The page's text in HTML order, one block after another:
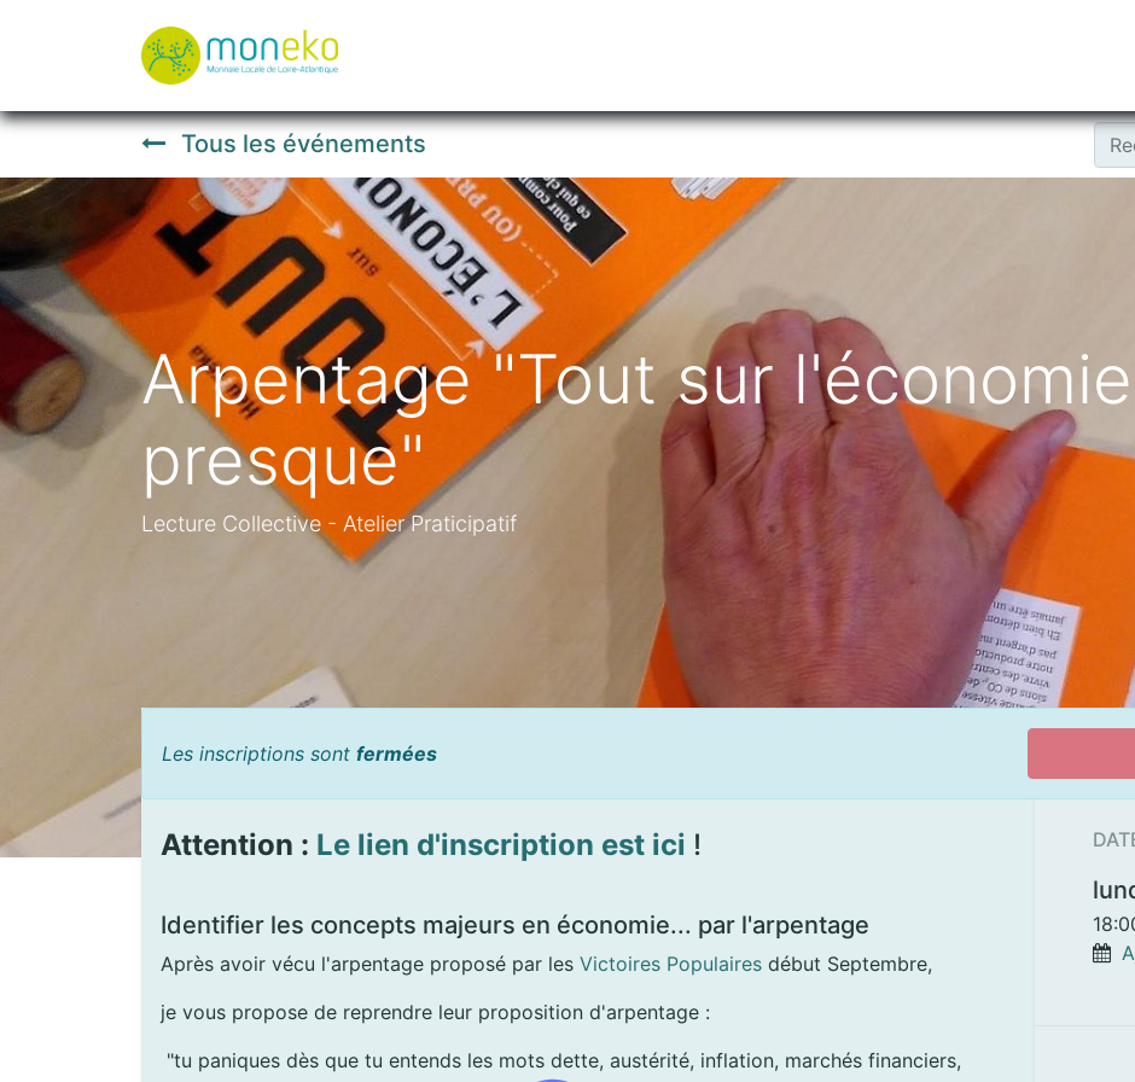
Faire
Tous les événements
Arpentage "Tout sur
presque"
Lecture Collective - Atelier Praticipatif
Les inscriptions sont fermées
Attention : Le lien d'inscription est ici !
Identifier les concepts majeurs en économie... par l'arpentage
Après avoir vécu l'arpentage proposé par les Victoires Populaires début Septembre,
je vous propose de reprendre leur proposition d'arpentage :
"tu paniques dès que tu entends les mots dette, austérité, inflation, marchés financiers,